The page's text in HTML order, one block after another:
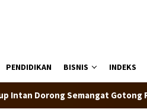
PENDIDIKAN BISNIS INDEKS
Gotong Royong dan